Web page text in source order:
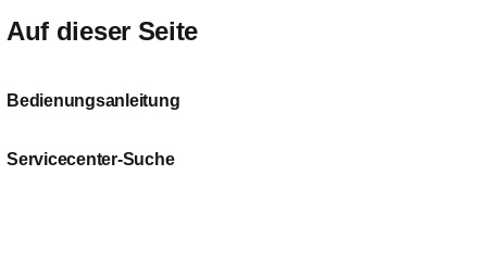
Auf dieser Seite
Bedienungsanleitung
Servicecenter-Suche